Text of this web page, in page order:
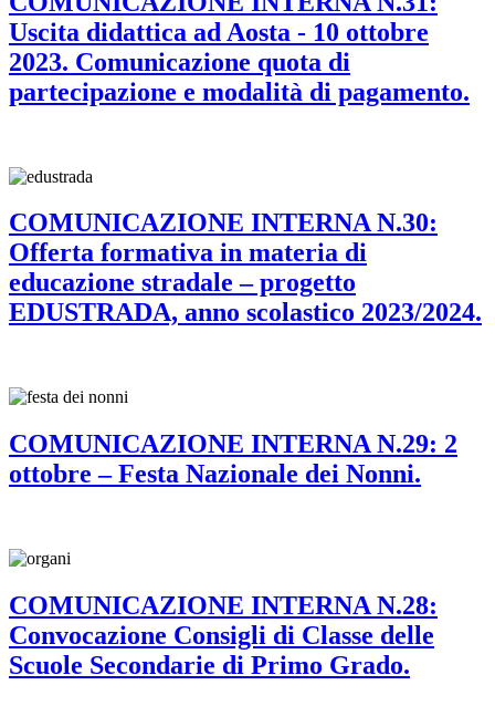
Uscita didattica ad Aosta - 10 ottobre
2023. Comunicazione quota di
partecipazione e modalità di pagamento.
COMUNICAZIONE INTERNA N.30:
Offerta formativa in materia di
educazione stradale – progetto
EDUSTRADA, anno scolastico 2023/2024.
COMUNICAZIONE INTERNA N.29: 2
ottobre – Festa Nazionale dei Nonni.
COMUNICAZIONE INTERNA N.28:
Convocazione Consigli di Classe delle
Scuole Secondarie di Primo Grado.